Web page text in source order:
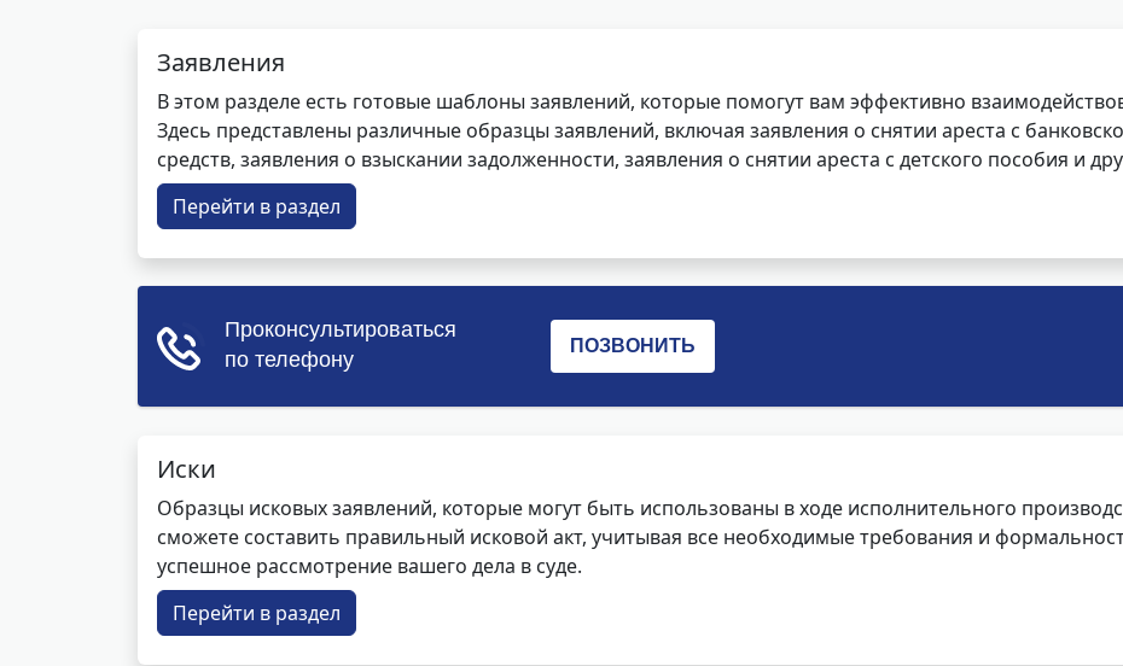
Заявления
В этом разделе есть готовые шаблоны заявлений, которые помогут вам эффективно
Здесь представлены различные образцы заявлений, включая заявления о снятии ареста с
средств, заявления о взыскании задолженности, заявления о снятии ареста с детского пособия и
Перейти в раздел
Иски
Образцы исковых заявлений, которые могут быть использованы в ходе исполнительного
сможете составить правильный исковой акт, учитывая все необходимые требования и
успешное рассмотрение вашего дела в суде.
Перейти в раздел